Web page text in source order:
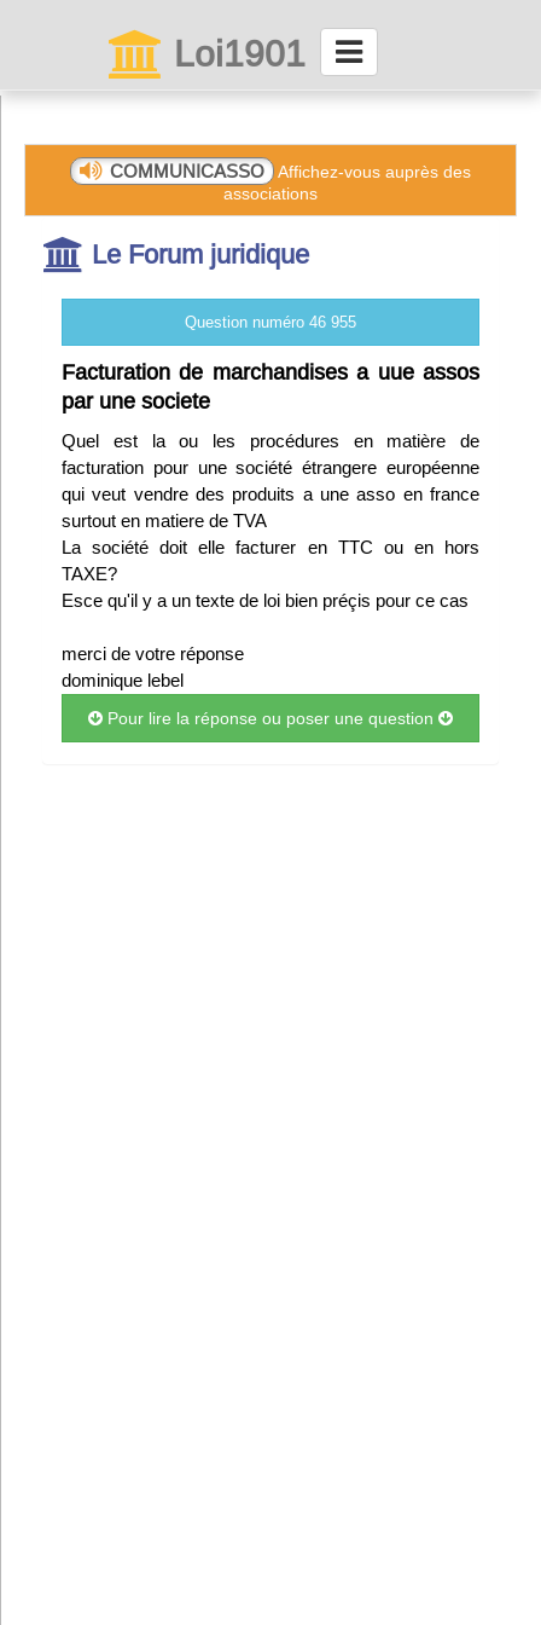
Loi1901
Connexion
Abonnez-vous à LettrAsso
Menu général
ServiceAsso
Partager
VieAsso
Infos
Abo Lettrasso
COMMUNICASSO
Affichez-vous auprès des
associations
Le Forum juridique
Question numéro 46 955
Facturation de marchandises a uue assos
par une societe
Quel est la ou les procédures en matière de
facturation pour une société étrangere européenne
qui veut vendre des produits a une asso en france
surtout en matiere de TVA
La société doit elle facturer en TTC ou en hors
TAXE?
Esce qu'il y a un texte de loi bien préçis pour ce cas
merci de votre réponse
dominique lebel
Pour lire la réponse ou poser une question